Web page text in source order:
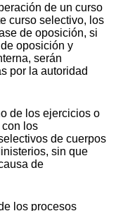
de un curso
curso selectivo, los
de oposición, si
oposición y
serán
por la autoridad
de los ejercicios o
los
de cuerpos
sin que
de
los procesos